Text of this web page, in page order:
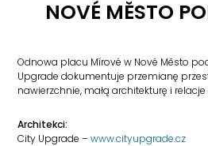
NOVÉ MĚSTO
Odnowa placu Mírové w Nové Město
Upgrade dokumentuje przemianę
nawierzchnie, małą architekturę i
Architekci:
City Upgrade –www.cityupgrade.cz